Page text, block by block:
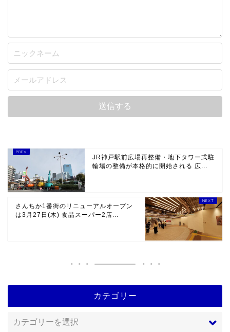
JR神戸駅前広場再整備・地下タワー式駐
輪場の整備が本格的に開始される 広...
さんちか1番街のリニューアルオープン
は3月27日(木) 食品スーパー2店...
カテゴリー